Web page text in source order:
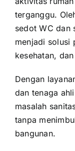
terganggu.
sedot WC dan
menjadi solusi
kesehatan,
Dengan
dan tenaga
masalah
tanpa
bangunan.